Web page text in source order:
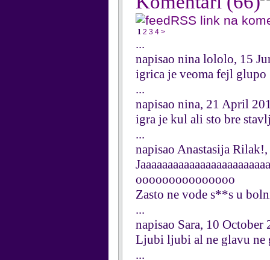
RSS link na
1 2 3 4 >
...
napisao nina lololo, 15
igrica je veoma fejl glupo
...
napisao nina, 21 April
igra je kul ali sto bre
...
napisao Anastasija
ooooooooooooooo
Zasto ne vode s**s u
...
napisao Sara, 10 October
Ljubi ljubi al ne glavu ne
...